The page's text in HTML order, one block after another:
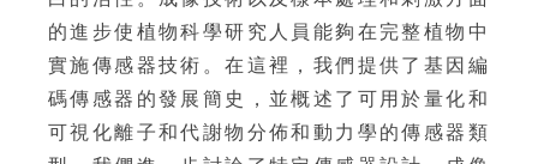
的進步使植物科學研究人員能夠在完整植物中
實施傳感器技術。在這裡，我們提供了基因編
碼傳感器的發展簡史，並概述了可用於量化和
可視化離子和代謝物分佈和動力學的傳感器類